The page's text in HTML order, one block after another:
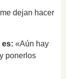
dejan hacer
es: «Aún hay
ponerlos